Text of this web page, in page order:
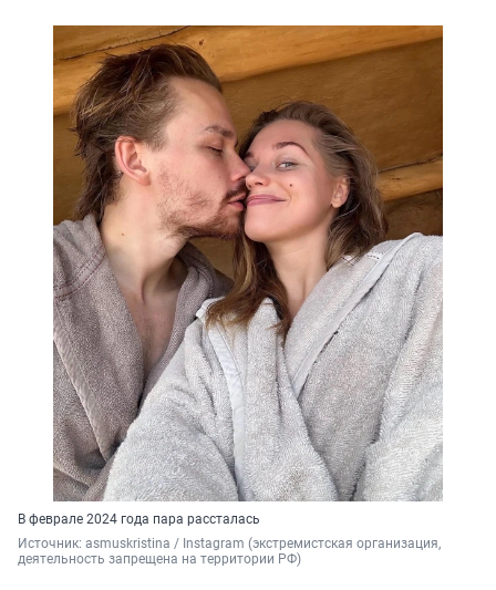
В феврале 2024 года пара рассталась
Источник: asmuskristina / Instagram (экстремистская организация,
деятельность запрещена на территории РФ)